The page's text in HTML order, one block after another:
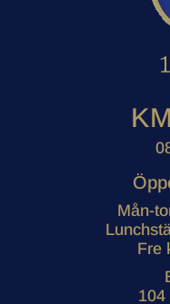
Mån-
Fre
104